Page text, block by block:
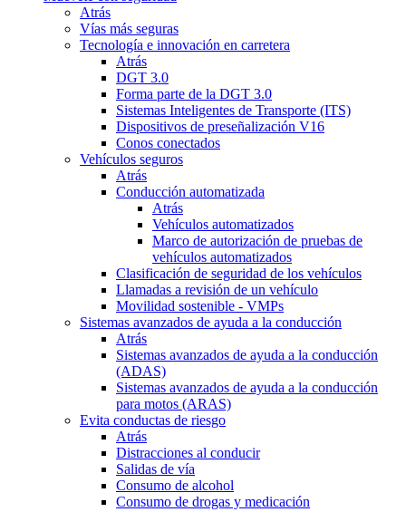
Atrás
Vías más seguras
Tecnología e innovación en carretera
Atrás
DGT 3.0
Forma parte de la DGT 3.0
Sistemas Inteligentes de Transporte (ITS)
Dispositivos de preseñalización V16
Conos conectados
Vehículos seguros
Atrás
Conducción automatizada
Atrás
Vehículos automatizados
Marco de autorización de pruebas de
vehículos automatizados
Clasificación de seguridad de los vehículos
Llamadas a revisión de un vehículo
Movilidad sostenible - VMPs
Sistemas avanzados de ayuda a la conducción
Atrás
Sistemas avanzados de ayuda a la conducción
(ADAS)
Sistemas avanzados de ayuda a la conducción
para motos (ARAS)
Evita conductas de riesgo
Atrás
Distracciones al conducir
Salidas de vía
Consumo de alcohol
Consumo de drogas y medicación